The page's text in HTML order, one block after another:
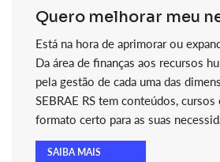
Quero melhorar meu
Está na hora de aprimorar ou
Da área de finanças aos recursos
pela gestão de cada uma das
SEBRAE RS tem conteúdos,
formato certo para as suas
SAIBA MAIS